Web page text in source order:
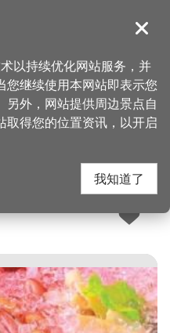
導覽
食快搜
人气：9224
关闭
以持续优化网站服务，并
您继续使用本网站即表示您
外，网站提供周边景点自
取得您的位置资讯，以开启
我知道了